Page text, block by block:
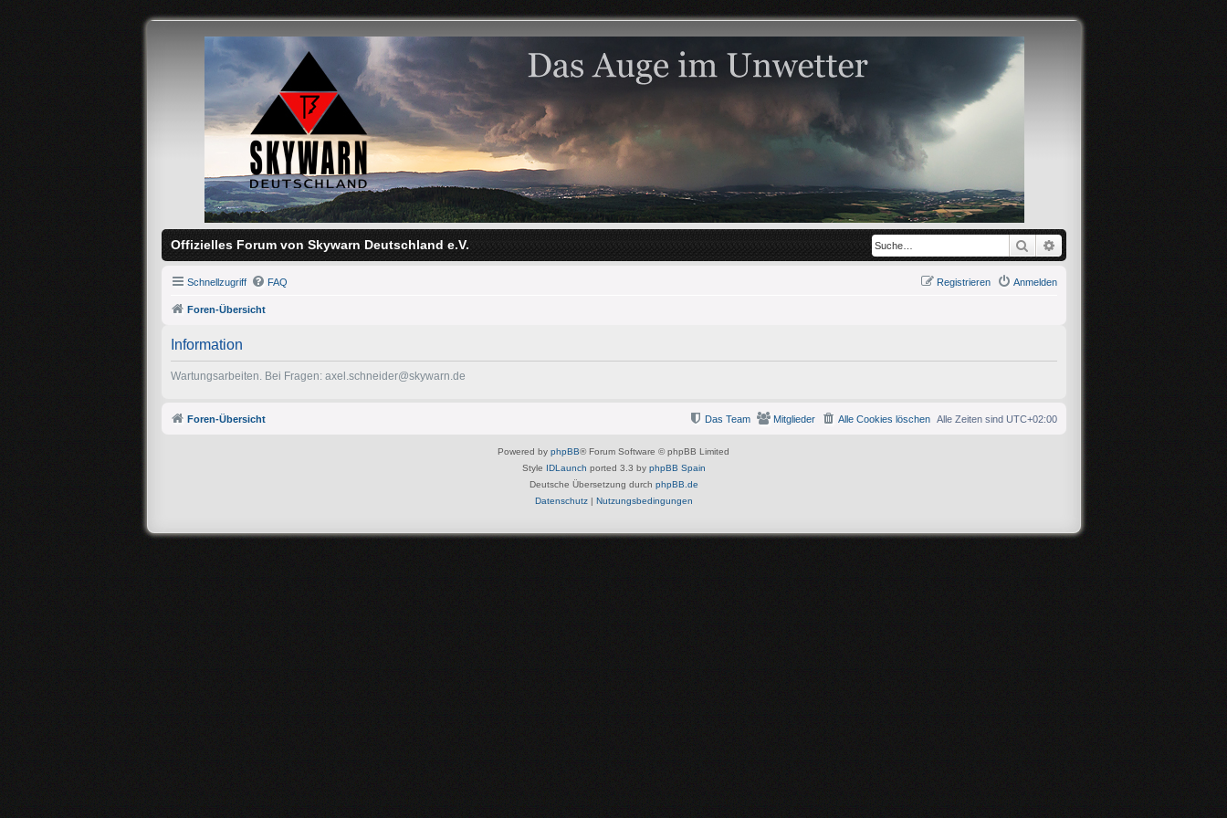
Offizielles Forum von Skywarn Deutschland e.V. Suche
Schnellzugriff FAQ Anmelden
Registrieren
Foren-Übersicht
Information
Wartungsarbeiten. Bei Fragen: axel.schneider@skywarn.de
Foren-Übersicht Alle Zeiten sind UTC+02:00
Alle Cookies löschen
Mitglieder
Das Team
Powered by phpBB® Forum Software © phpBB Limited
Style IDLaunch ported 3.3 by phpBB Spain
Deutsche Übersetzung durch phpBB.de
Datenschutz| Nutzungsbedingungen